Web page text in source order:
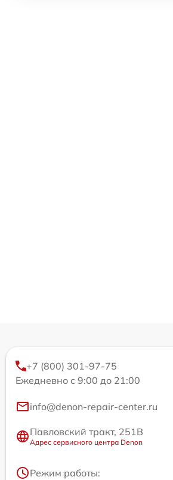
+7 (800) 301-97-75
Ежедневно с 9:00 до 21:00
info@denon-repair-center.ru
Павловский тракт, 251В
Адрес сервисного центра Denon
Режим работы: